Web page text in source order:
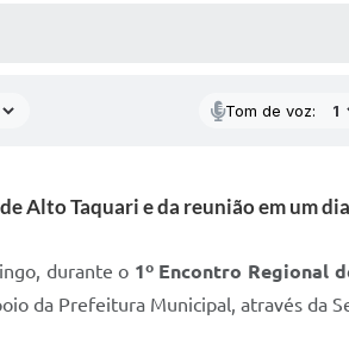
Tom de voz:
Alto Taquari e da reunião em um
durante o 1º Encontro Regional
da Prefeitura Municipal, através da